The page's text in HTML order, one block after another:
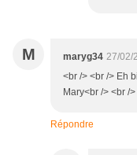
M maryg34 27/02/
<br /> <br /> Eh
Mary<br /> <br /
Répondre